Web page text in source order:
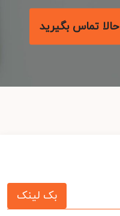
تماس بگیرید
بک لینک